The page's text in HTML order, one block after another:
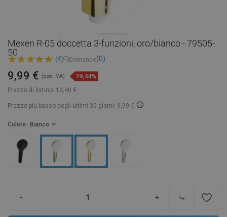
Mexen R-05 doccetta 3-funzioni, oro/bianco - 79505-
50
(4) Domande(0)
Prezzo di listino: 12,40 €
9,99 € (con IVA) 19,44%
Prezzo più basso degli ultimi 30 giorni: 9,99 €
Colore - Bianco
- + favorite_border